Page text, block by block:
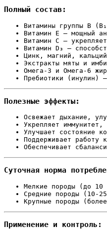
Полный состав:
Витамины группы B
Витамин E — мощный
Витамин C —
Витамин D₃ —
Цинк, магний,
Экстракты мяты и
Омега-3 и Омега-6
Пребиотики (инулин)
Полезные эффекты:
Освежает дыхание,
Укрепляет иммунитет,
Улучшает состояние
Поддерживает работу
Обеспечивает
Суточная норма
Мелкие породы (до
Средние породы (10-
Крупные породы
Применение и контроль: